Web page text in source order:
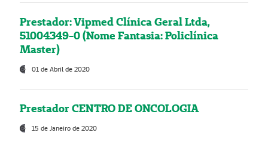
Prestador: Vipmed Clínica Geral Ltda,
51004349-0 (Nome Fantasia: Policlínica
Master)
01 de Abril de 2020
Prestador CENTRO DE ONCOLOGIA
15 de Janeiro de 2020